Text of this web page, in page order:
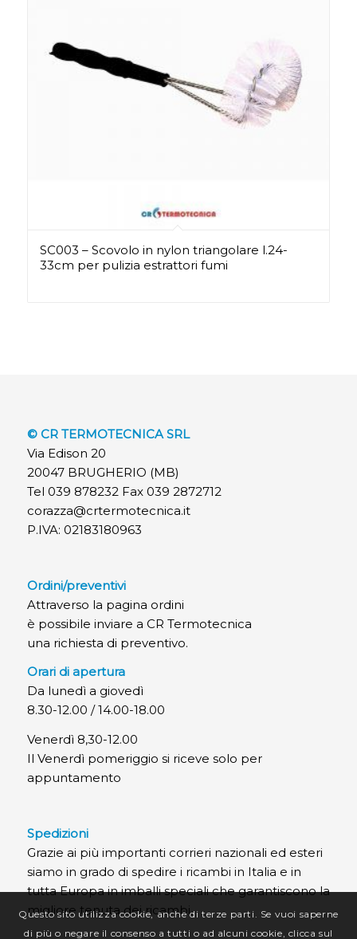
SC003 – Scovolo in nylon triangolare l.24-
33cm per pulizia estrattori fumi
© CR TERMOTECNICA SRL
Via Edison 20
20047 BRUGHERIO (MB)
Tel 039 878232 Fax 039 2872712
corazza@crtermotecnica.it
P.IVA: 02183180963
Ordini/preventivi
Attraverso la pagina ordini
è possibile inviare a CR Termotecnica
una richiesta di preventivo.
Orari di apertura
Da lunedì a giovedì
8.30-12.00 / 14.00-18.00
Venerdì 8,30-12.00
Il Venerdì pomeriggio si riceve solo per
appuntamento
Spedizioni
Grazie ai più importanti corrieri nazionali ed esteri
siamo in grado di spedire i ricambi in Italia e in
tutta Europa in imballi speciali che garantiscono la
migliore tenuta dei ricambi.
Questo sito utilizza cookie, anche di terze parti. Se vuoi saperne
di più o negare il consenso a tutti o ad alcuni cookie, clicca sul